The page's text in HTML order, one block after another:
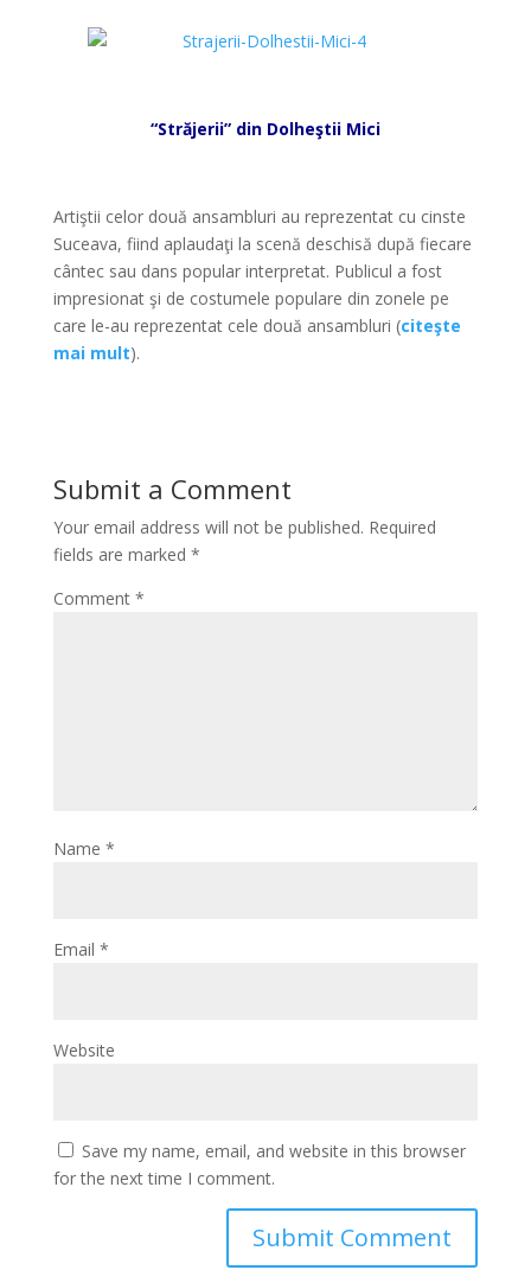
“Străjerii” din Dolheştii Mici
Artiştii celor două ansambluri au reprezentat cu cinste
Suceava, fiind aplaudaţi la scenă deschisă după fiecare
cântec sau dans popular interpretat. Publicul a fost
impresionat şi de costumele populare din zonele pe
care le-au reprezentat cele două ansambluri (citeşte
mai mult).
Submit a Comment
Your email address will not be published. Required
fields are marked *
Comment *
Name *
Email *
Website
Save my name, email, and website in this browser
for the next time I comment.